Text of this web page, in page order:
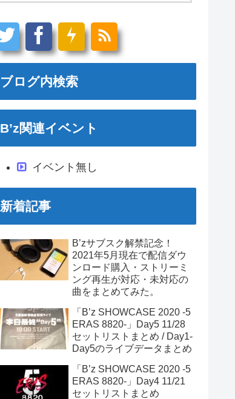
ブログ内検索
B’z関連イベント
イベント無し
新着記事
B’zサブスク解禁記念！
2021年5月現在で配信ダウ
ンロード購入・ストリーミ
ング再生が対応・未対応の
曲をまとめてみた。
「B’z SHOWCASE 2020 -5
ERAS 8820-」Day5 11/28
セットリストまとめ / Day1-
Day5のライブデータまとめ
「B’z SHOWCASE 2020 -5
ERAS 8820-」Day4 11/21
セットリストまとめ